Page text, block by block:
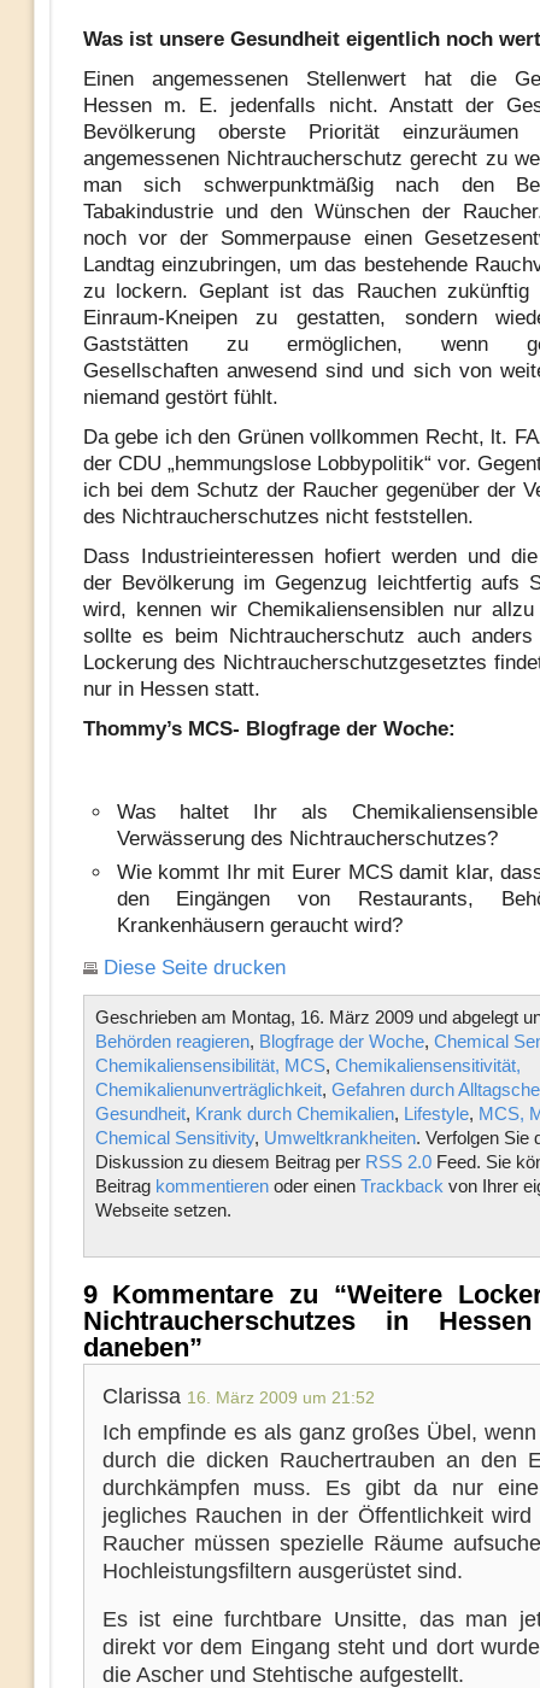
Was ist unsere Gesundheit eigentlich noch
Einen angemessenen Stellenwert hat die
Hessen m. E. jedenfalls nicht. Anstatt der
Bevölkerung oberste Priorität einzuräumen
angemessenen Nichtraucherschutz gerecht zu
man sich schwerpunktmäßig nach den
Tabakindustrie und den Wünschen der
noch vor der Sommerpause einen
Landtag einzubringen, um das bestehende
zu lockern. Geplant ist das Rauchen
Einraum-Kneipen zu gestatten, sondern
Gaststätten zu ermöglichen, wenn
Gesellschaften anwesend sind und sich von
niemand gestört fühlt.
Da gebe ich den Grünen vollkommen Recht, lt.
der CDU „hemmungslose Lobbypolitik“ vor.
ich bei dem Schutz der Raucher gegenüber der
des Nichtraucherschutzes nicht feststellen.
Dass Industrieinteressen hofiert werden und
der Bevölkerung im Gegenzug leichtfertig aufs
wird, kennen wir Chemikaliensensiblen nur
sollte es beim Nichtraucherschutz auch
Lockerung des Nichtraucherschutzgesetztes
nur in Hessen statt.
Thommy’s MCS- Blogfrage der Woche:
Was haltet Ihr als
Verwässerung des Nichtraucherschutzes?
Wie kommt Ihr mit Eurer MCS damit klar,
den Eingängen von Restaurants,
Krankenhäusern geraucht wird?
Diese Seite drucken
Geschrieben am Montag, 16. März 2009 und abgelegt
Behörden reagieren, Blogfrage der Woche, Chemical
Chemikaliensensibilität, MCS, Chemikaliensensitivität,
Chemikalienunverträglichkeit, Gefahren durch
Gesundheit, Krank durch Chemikalien, Lifestyle, MCS,
Chemical Sensitivity, Umweltkrankheiten. Verfolgen Sie
Diskussion zu diesem Beitrag per RSS 2.0Feed. Sie
Beitrag kommentierenoder einen Trackback von Ihrer
Webseite setzen.
9 Kommentare zu “Weitere
Nichtraucherschutzes in
daneben”
Clarissa 16. März 2009 um 21:52
Ich empfinde es als ganz großes Übel,
durch die dicken Rauchertrauben an den
durchkämpfen muss. Es gibt da nur
jegliches Rauchen in der Öffentlichkeit wird
Raucher müssen spezielle Räume
Hochleistungsfiltern ausgerüstet sind.
Es ist eine furchtbare Unsitte, das man
direkt vor dem Eingang steht und dort
die Ascher und Stehtische aufgestellt.